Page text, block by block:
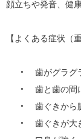
顔立ちや発音、健
【よくある症状（